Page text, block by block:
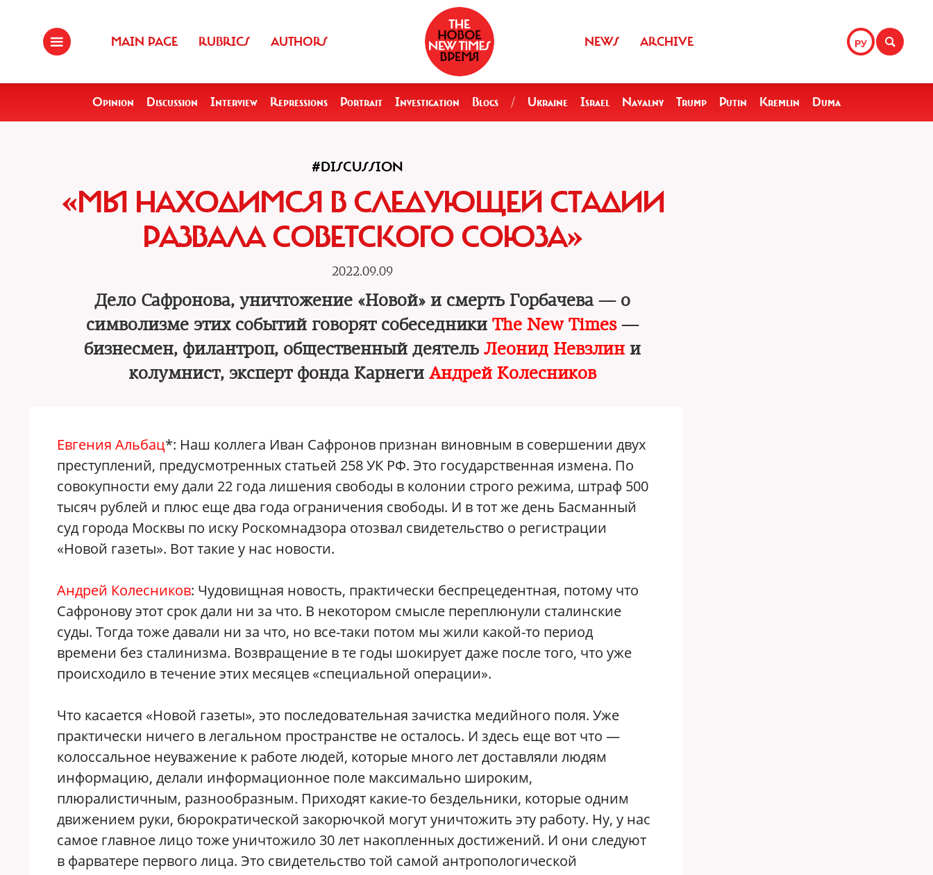
MAIN PAGE RUBRICS AUTHORS РУ
NEWS ARCHIVE
Opinion Discussion Interview Repressions Portrait Investigation Blogs / Ukraine Israel Navalny Trump Putin Kremlin Duma
#DISCUSSION
«МЫ НАХОДИМСЯ В СЛЕДУЮЩЕЙ СТАДИИ
РАЗВАЛА СОВЕТСКОГО СОЮЗА»
2022.09.09
Дело Сафронова, уничтожение «Новой» и смерть Горбачева — о
символизме этих событий говорят собеседники The New Times—
бизнесмен, филантроп, общественный деятель Леонид Невзлин и
колумнист, эксперт фонда Карнеги Андрей Колесников
Евгения Альбац*: Наш коллега Иван Сафронов признан виновным в совершении двух
преступлений, предусмотренных статьей 258 УК РФ. Это государственная измена. По
совокупности ему дали 22 года лишения свободы в колонии строго режима, штраф 500
тысяч рублей и плюс еще два года ограничения свободы. И в тот же день Басманный
суд города Москвы по иску Роскомнадзора отозвал свидетельство о регистрации
«Новой газеты». Вот такие у нас новости.
Андрей Колесников: Чудовищная новость, практически беспрецедентная, потому что
Сафронову этот срок дали ни за что. В некотором смысле переплюнули сталинские
суды. Тогда тоже давали ни за что, но все-таки потом мы жили какой-то период
времени без сталинизма. Возвращение в те годы шокирует даже после того, что уже
происходило в течение этих месяцев «специальной операции».
Что касается «Новой газеты», это последовательная зачистка медийного поля. Уже
практически ничего в легальном пространстве не осталось. И здесь еще вот что —
колоссальное неуважение к работе людей, которые много лет доставляли людям
информацию, делали информационное поле максимально широким,
плюралистичным, разнообразным. Приходят какие-то бездельники, которые одним
движением руки, бюрократической закорючкой могут уничтожить эту работу. Ну, у нас
самое главное лицо тоже уничтожило 30 лет накопленных достижений. И они следуют
в фарватере первого лица. Это свидетельство той самой антропологической